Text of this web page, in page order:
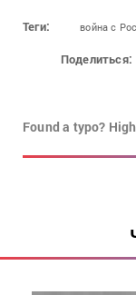
Теги: война с
Поделиться:
Found a typo?